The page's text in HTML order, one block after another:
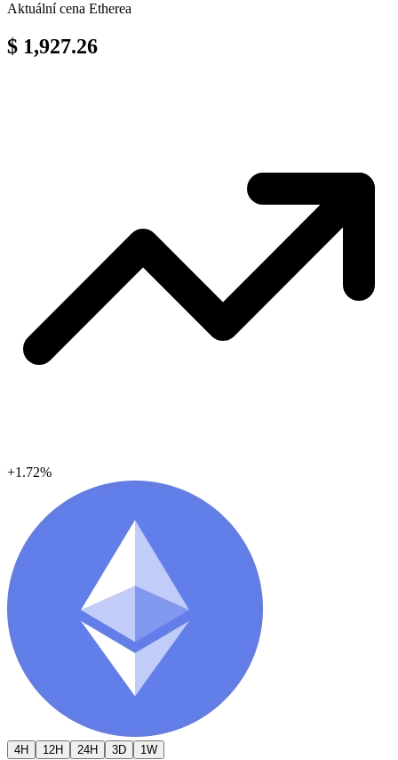
Aktuální cena Etherea
$ 1,927.26
+1.72%
4H 12H 24H 3D 1W